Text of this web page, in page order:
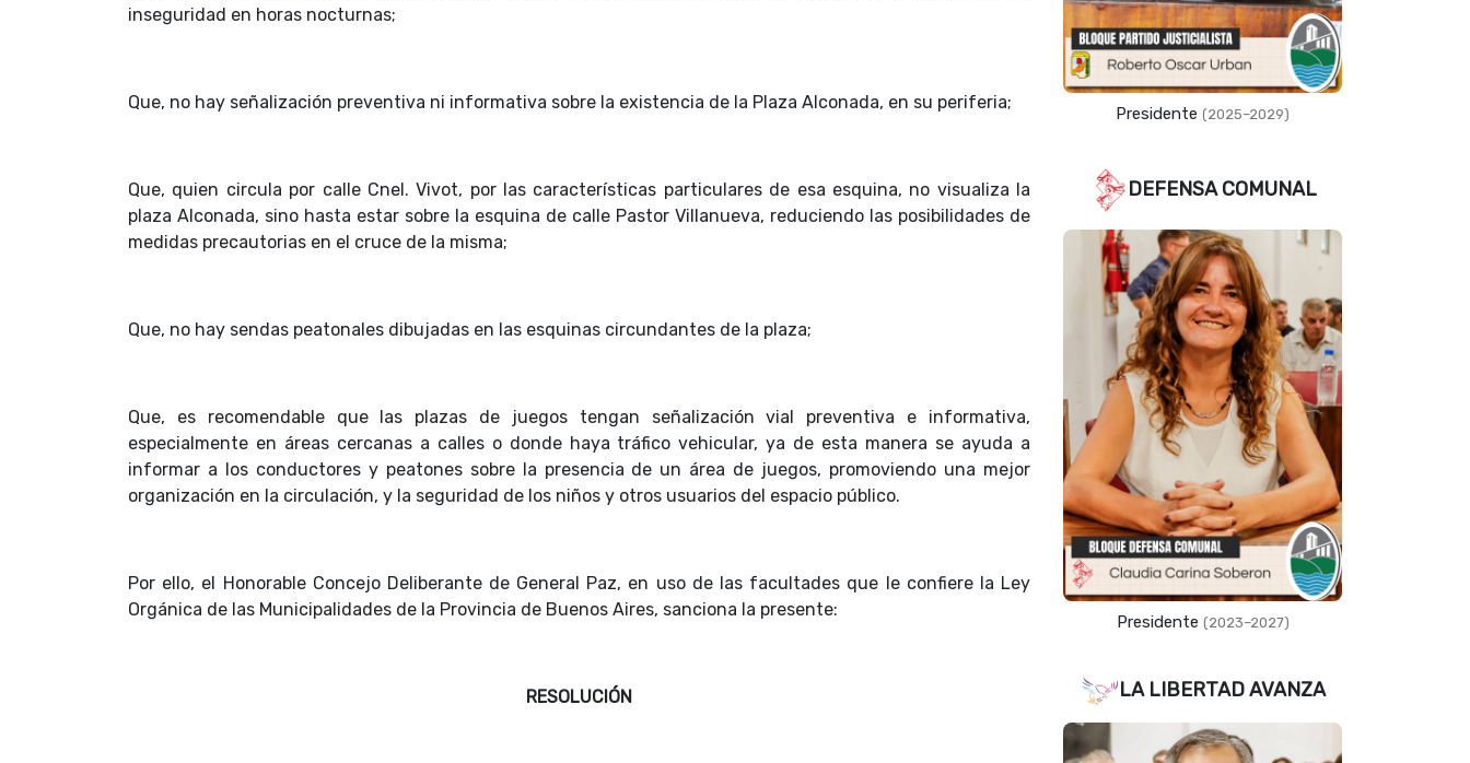
inseguridad en horas nocturnas;
Que, no hay señalización preventiva ni informativa sobre la existencia de la Plaza Alconada, en su periferia;
Que, quien circula por calle Cnel. Vivot, por las características particulares de esa esquina, no visualiza la
plaza Alconada, sino hasta estar sobre la esquina de calle Pastor Villanueva, reduciendo las posibilidades de
medidas precautorias en el cruce de la misma;
Que, no hay sendas peatonales dibujadas en las esquinas circundantes de la plaza;
Que, es recomendable que las plazas de juegos tengan señalización vial preventiva e informativa,
especialmente en áreas cercanas a calles o donde haya tráfico vehicular, ya de esta manera se ayuda a
informar a los conductores y peatones sobre la presencia de un área de juegos, promoviendo una mejor
organización en la circulación, y la seguridad de los niños y otros usuarios del espacio público.
Por ello, el Honorable Concejo Deliberante de General Paz, en uso de las facultades que le confiere la Ley
Orgánica de las Municipalidades de la Provincia de Buenos Aires, sanciona la presente:
RESOLUCIÓN
Vicepresidente(2023–2027)
DEFENSA COMUNAL
Presidente (2023–2027)
LA LIBERTAD AVANZA